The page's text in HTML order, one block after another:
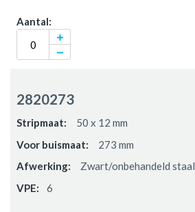
2820273
50 x 12 mm
273 mm
Zwart/onbehandeld staal
6